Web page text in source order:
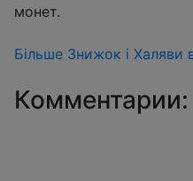
монет.
Більше Знижок і Халяви
Комментарии: